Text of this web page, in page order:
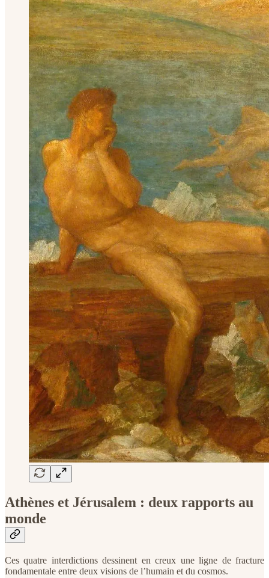
Athènes et Jérusalem : deux rapports au
monde
Ces quatre interdictions dessinent en creux une ligne de fracture
fondamentale entre deux visions de l’humain et du cosmos.